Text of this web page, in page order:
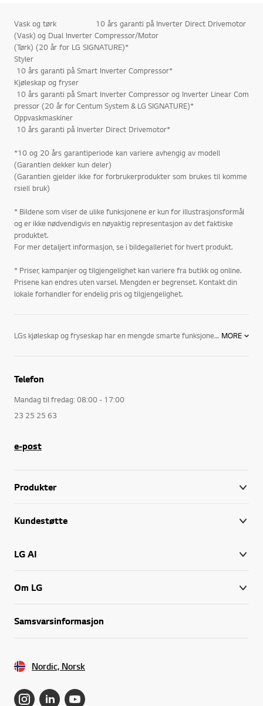
Vask og tørk 10 års garanti på Inverter Direct Drivemotor
(Vask) og Dual Inverter Compressor/Motor
(Tørk) (20 år for LG SIGNATURE)*
Styler
10 års garanti på Smart Inverter Compressor*
Kjøleskap og fryser
10 års garanti på Smart Inverter Compressor og Inverter Linear Com
pressor (20 år for Centum System & LG SIGNATURE)*
Oppvaskmaskiner
10 års garanti på Inverter Direct Drivemotor*
*10 og 20 års garantiperiode kan variere avhengig av modell
(Garantien dekker kun deler)
(Garantien gjelder ikke for forbrukerprodukter som brukes til komme
rsiell bruk)
* Bildene som viser de ulike funksjonene er kun for illustrasjonsformål
og er ikke nødvendigvis en nøyaktig representasjon av det faktiske
produktet.
For mer detaljert informasjon, se i bildegalleriet for hvert produkt.
* Priser, kampanjer og tilgjengelighet kan variere fra butikk og online.
Prisene kan endres uten varsel. Mengden er begrenset. Kontakt din
lokale forhandler for endelig pris og tilgjengelighet.
LGs kjøleskap og fryseskap har en mengde smarte funksjoner. Blant annet:
LED-belysning: Gir et sterkere og mer behagelig lys som varer fem ganger lengre enn tradisjonell kjøl og frys-belysning.
FRESH 0 ZONE: LGs kjøleskap har spesielle nullgraders bokser som bevarer en perfekt temperatur for kjøtt og fisk og dermed gir maten lengre holdbarhet.
LGs kjøleskap som er utstyrt med Zero Clearance har dører som er utformet slik at de ikke støter mot skapdører og kjøkkeninnredning eller hvis to skap plasseres ved siden av hverandre. Kjøleskap med Zero Clearance tillater dessuten at man kan trekke alle skuffene fullt ut uten å måtte slå opp døren på vidt gap. Plasseringen av din LG kjøl og frys blir dermed enklere og mer fleksibel.
MORE
Telefon
Mandag til fredag: 08:00 - 17:00
23 25 25 63
e-post
Produkter
Kundestøtte
LG AI
Om LG
Samsvarsinformasjon
Nordic, Norsk